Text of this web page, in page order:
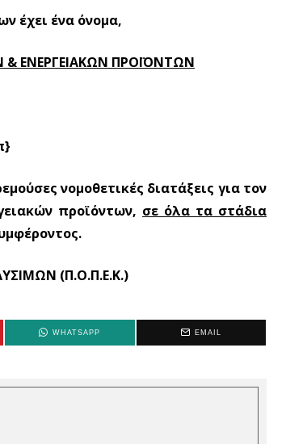
έχει ένα όνομα,
& ΕΝΕΡΓΕΙΑΚΩΝ ΠΡΟΪΟΝΤΩΝ
νομοθετικές διατάξεις για τον
προϊόντων, σε όλα τα στάδια
(Π.Ο.Π.Ε.Κ.)
WHATSAPP EMAIL